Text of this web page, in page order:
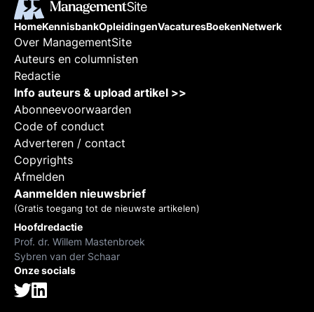
HomeKennisbankOpleidingenVacaturesBoekenNetwerk
Over ManagementSite
Auteurs en columnisten
Redactie
Info auteurs & upload artikel >>
Abonneevoorwaarden
Code of conduct
Adverteren / contact
Copyrights
Afmelden
Aanmelden nieuwsbrief
(Gratis toegang tot de nieuwste artikelen)
Hoofdredactie
Prof. dr. Willem Mastenbroek
Sybren van der Schaar
Onze socials